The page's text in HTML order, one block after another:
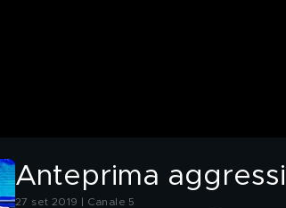
Anteprima
27 set 2019 | Canale 5